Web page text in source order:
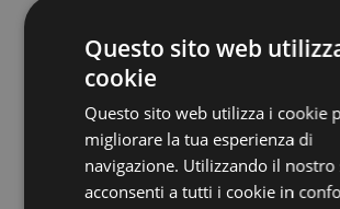
Questo sito web
cookie
Questo sito web utilizza i cookie
migliorare la tua esperienza di
navigazione. Utilizzando il
acconsenti a tutti i cookie in